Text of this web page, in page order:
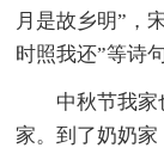
月是故乡明”，
时照我还”等诗
中秋节我
家。到了奶奶